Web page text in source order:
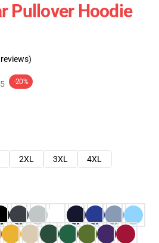
Pullover Hoodie
-20%
2XL 3XL
4XL